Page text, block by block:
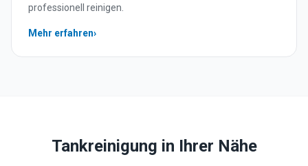
professionell reinigen.
Mehr erfahren›
Tankreinigung in Ihrer Nähe